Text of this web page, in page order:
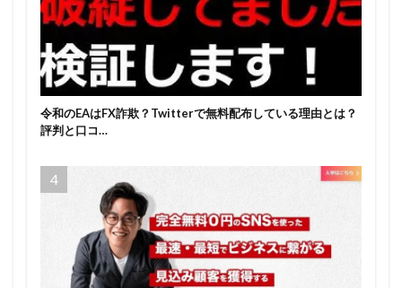
令和のEAはFX詐欺？Twitterで無料配布している理由とは？
評判と口コ…